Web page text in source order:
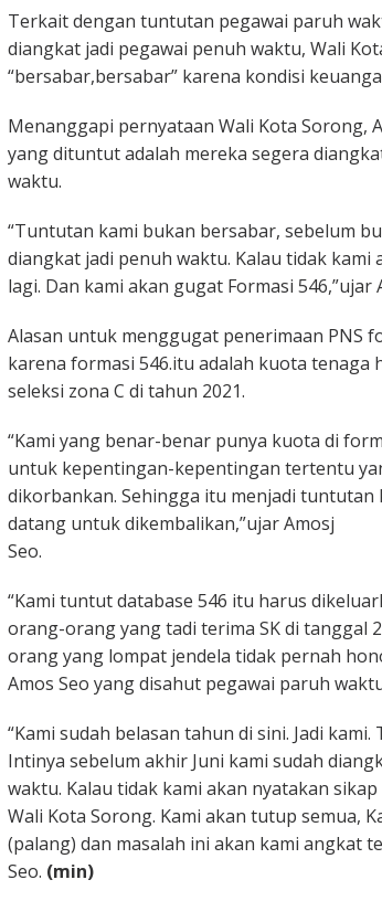
Terkait dengan tuntutan pegawai paruh
diangkat jadi pegawai penuh waktu, Wali
“bersabar,bersabar” karena kondisi
Menanggapi pernyataan Wali Kota Sorong,
yang dituntut adalah mereka segera
waktu.
“Tuntutan kami bukan bersabar, sebelum
diangkat jadi penuh waktu. Kalau tidak kami
lagi. Dan kami akan gugat Formasi 546,”ujar
Alasan untuk menggugat penerimaan PNS
karena formasi 546.itu adalah kuota tenaga
seleksi zona C di tahun 2021.
“Kami yang benar-benar punya kuota di
untuk kepentingan-kepentingan tertentu
dikorbankan. Sehingga itu menjadi tuntutan
datang untuk dikembalikan,”ujar Amosj
Seo.
“Kami tuntut database 546 itu harus
orang-orang yang tadi terima SK di tanggal
orang yang lompat jendela tidak pernah
Amos Seo yang disahut pegawai paruh
“Kami sudah belasan tahun di sini. Jadi
Intinya sebelum akhir Juni kami sudah
waktu. Kalau tidak kami akan nyatakan
Wali Kota Sorong. Kami akan tutup semua,
(palang) dan masalah ini akan kami angkat
Seo. (min)